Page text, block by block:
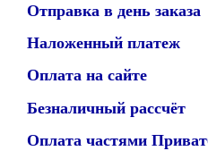
Отправка в день заказа
Наложенный платеж
Оплата на сайте
Безналичный рассчёт
Оплата частями